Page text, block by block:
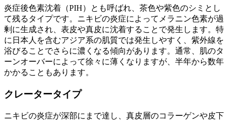
炎症後色素沈着（PIH）とも呼ばれ、茶色や紫色のシミとし
て残るタイプです。ニキビの炎症によってメラニン色素が過
剰に生成され、表皮や真皮に沈着することで発生します。特
に日本人を含むアジア系の肌質では発生しやすく、紫外線を
浴びることでさらに濃くなる傾向があります。通常、肌のタ
ーンオーバーによって徐々に薄くなりますが、半年から数年
かかることもあります。
クレータータイプ
ニキビの炎症が深部にまで達し、真皮層のコラーゲンや皮下